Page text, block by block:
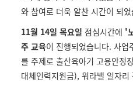
와 참여로 더욱 알찬 시간이 되
11월 14일 목요일 점심시간에 '
주 교육이 진행되었습니다. 사업
를 주제로 출산육아기 고용안정
대체인력지원금), 워라밸 일자